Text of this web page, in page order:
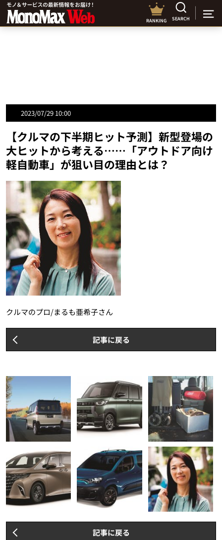
RANKING SEARCH
2023/07/29 10:00
【クルマの下半期ヒット予測】新型登場の
大ヒットから考える……「アウトドア向け
軽自動車」が狙い目の理由とは？
クルマのプロ/まるも亜希子さん
記事に戻る
記事に戻る